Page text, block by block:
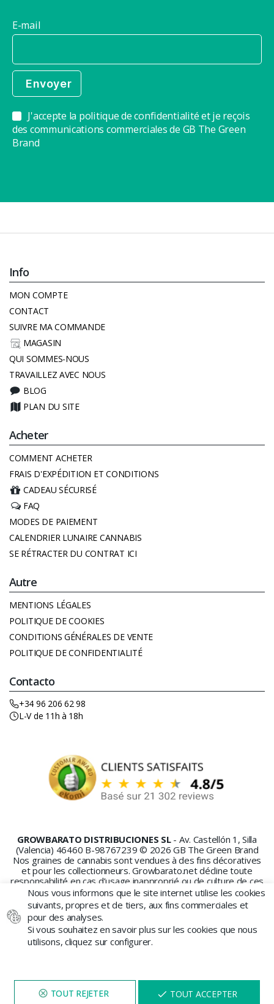
E-mail
J'accepte la politique de confidentialité et je reçois
des communications commerciales de GB The Green
Brand
Info
MON COMPTE
CONTACT
SUIVRE MA COMMANDE
MAGASIN
QUI SOMMES-NOUS
TRAVAILLEZ AVEC NOUS
BLOG
PLAN DU SITE
Acheter
COMMENT ACHETER
FRAIS D'EXPÉDITION ET CONDITIONS
CADEAU SÉCURISÉ
FAQ
MODES DE PAIEMENT
CALENDRIER LUNAIRE CANNABIS
SE RÉTRACTER DU CONTRAT ICI
Autre
MENTIONS LÉGALES
POLITIQUE DE COOKIES
CONDITIONS GÉNÉRALES DE VENTE
POLITIQUE DE CONFIDENTIALITÉ
Contacto
+34 96 206 62 98
L-V de 11h à 18h
GROWBARATO DISTRIBUCIONES SL - Av. Castellón 1, Silla
(Valencia) 46460 B-98767239 © 2026 GB The Green Brand
Nos graines de cannabis sont vendues à des fins décoratives
et pour les collectionneurs. Growbarato.net décline toute
responsabilité en cas d’usage inapproprié ou de culture de ces
graines.
Nous vous informons que le site internet utilise les cookies
suivants, propres et de tiers, aux fins commerciales et
pour des analyses.
Si vous souhaitez en savoir plus sur les cookies que nous
utilisons, cliquez sur configurer.
TOUT ACCEPTER
NAVIGUEZ SUR NOTRE SITE
PENDANT 5 MINUTES ET UNE